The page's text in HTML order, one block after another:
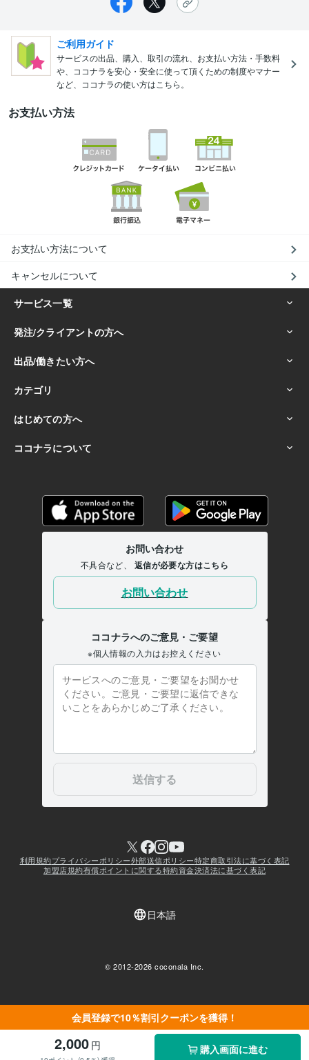
会員登録で10％割引クーポンを獲得！
2,000 円 購入画面に進む
ご利用ガイド
サービスの出品、購入、取引の流れ、お支払い方法・手数料
や、ココナラを安心・安全に使って頂くための制度やマナー
など、ココナラの使い方はこちら。
お支払い方法
お支払い方法について
キャンセルについて